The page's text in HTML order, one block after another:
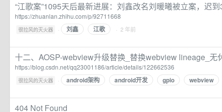
“江歌案”1095天后最新进展：刘鑫改名刘暖曦被立案，迟
https://zhuanlan.zhihu.com/p/92711668
很拉风的灭火器 · 刘鑫 江歌 · 2 年前
十二、AOSP-webview升级替换_替换webview lineage_无
https://blog.csdn.net/qq23001186/article/details/122662536
很拉风的灭火器 · android架构 android开发 gpio webview
404 Not Found